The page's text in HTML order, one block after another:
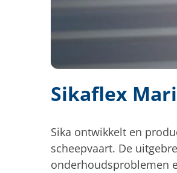
Sikaflex
Sika ontwikkelt en
scheepvaart. De
onderhoudsproblemen